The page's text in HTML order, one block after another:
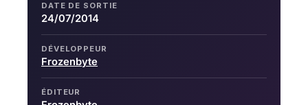
DATE DE SORTIE
24/07/2014
DÉVELOPPEUR
Frozenbyte
ÉDITEUR